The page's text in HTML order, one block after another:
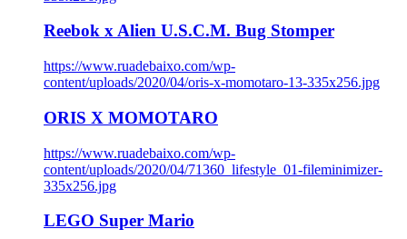
Reebok x Alien U.S.C.M. Bug Stomper
https://www.ruadebaixo.com/wp-
content/uploads/2020/04/oris-x-momotaro-13-335x256.jpg
ORIS X MOMOTARO
https://www.ruadebaixo.com/wp-
content/uploads/2020/04/71360_lifestyle_01-fileminimizer-
335x256.jpg
LEGO Super Mario